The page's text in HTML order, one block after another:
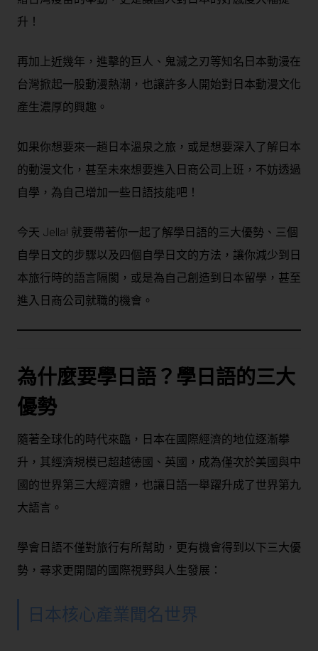
升！
再加上近幾年，進擊的巨人、鬼滅之刃等知名日本動漫在
台灣掀起一股動漫熱潮，也讓許多人開始對日本動漫文化
產生濃厚的興趣。
如果你想要來一趟日本溫泉之旅，或是想要深入了解日本
的動漫文化，甚至未來想要進入日商公司上班，不妨透過
自學，為自己增加一些日語技能吧！
今天 Jella! 就要帶著你一起了解學日語的三大優勢、三個
自學日文的步驟以及四個自學日文的方法，讓你減少到日
本旅行時的語言隔閡，或是為自己創造到日本留學，甚至
進入日商公司就職的機會。
為什麼要學日語 ？ 學日語的三大
優勢
隨著全球化的時代來臨，日本在國際經濟的地位逐漸攀
升，其經濟規模已超越德國、英國，成為僅次於美國與中
國的世界第三大經濟體，也讓日語一舉躍升成了世界第九
大語言。
學會日語不僅對旅行有所幫助，更有機會得到以下三大優
勢，尋求更開闊的國際視野與人生發展：
日本核心產業聞名世界